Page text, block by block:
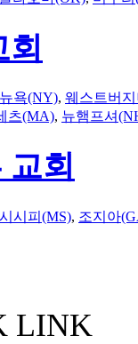
회
뉴욕(NY), 웨스트버
츠(MA), 뉴햄프셔
회
시피(MS), 조지아
LINK